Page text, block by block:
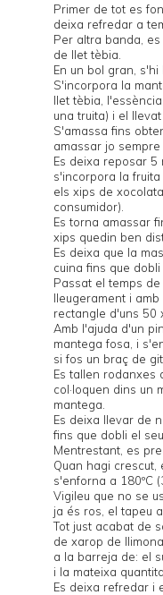
Primer de tot es
deixa refredar a
Per altra banda,
de llet tèbia.
En un bol gran,
S'incorpora la
llet tèbia,
una truita) i el
S'amassa fins
amassar jo
Es deixa reposar 5
s'incorpora la
els xips de
consumidor).
Es torna amassar
xips quedin ben
Es deixa que la
cuina fins que dobli
Passat el temps
lleugerament i
rectangle d'uns 50
Amb l'ajuda d'un
mantega fosa, i
si fos un braç de
Es tallen rodanxes
col·loquen dins un
mantega.
Es deixa llevar de
fins que dobli el seu
Mentrestant, es
Quan hagi crescut,
s'enforna a 180ºC
Vigileu que no se
ja és ros, el tapeu
Tot just acabat de
de xarop de
a la barreja de: el
i la mateixa
Es deixa refredar i